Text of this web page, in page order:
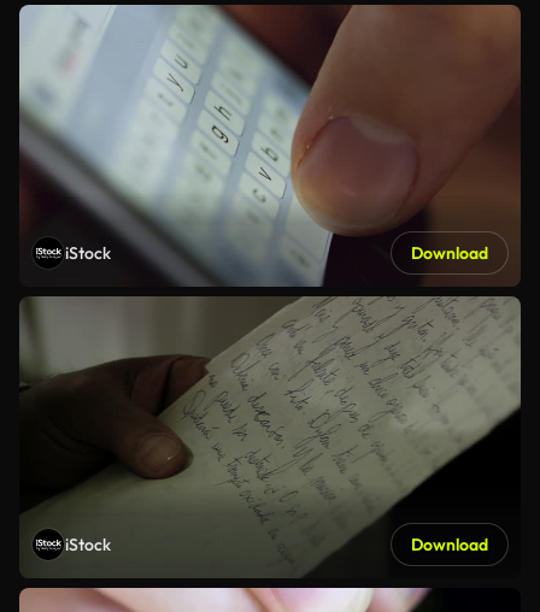
iStock Download
iStock Download